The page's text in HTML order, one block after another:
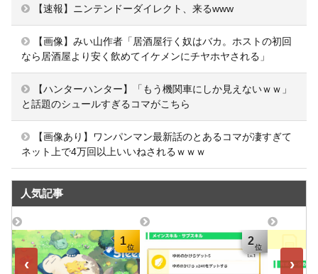
【速報】ニンテンドーダイレクト、来るwww
【画像】みい山作者「居酒屋行く奴はバカ。ホストの初回
なら居酒屋より安く飲めてイケメンにチヤホヤされる」
【ハンターハンター】「もう機関車にしか見えないｗｗ」
と話題のシュールすぎるコマがこちら
【画像あり】ワンパンマン最新話のとあるコマが凄すぎて
ネット上で4万回以上いいねされるｗｗｗ
人気記事
‹
1 2
›